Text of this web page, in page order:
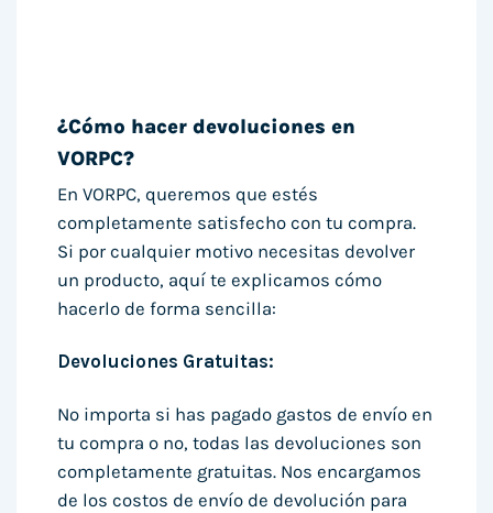
¿Cómo hacer devoluciones en
VORPC?
En VORPC, queremos que estés
completamente satisfecho con tu compra.
Si por cualquier motivo necesitas devolver
un producto, aquí te explicamos cómo
hacerlo de forma sencilla:
Devoluciones Gratuitas:
No importa si has pagado gastos de envío en
tu compra o no, todas las devoluciones son
completamente gratuitas. Nos encargamos
de los costos de envío de devolución para